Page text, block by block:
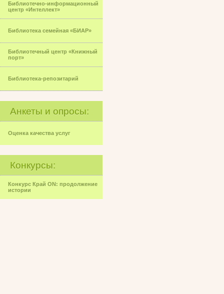
Библиотечно-информационный
центр «Интеллект»
Библиотека семейная «БИАР»
Библиотечный центр «Книжный
порт»
Библиотека-репозитарий
Анкеты и опросы:
Оценка качества услуг
Конкурсы:
Конкурс Край ON: продолжение
истории